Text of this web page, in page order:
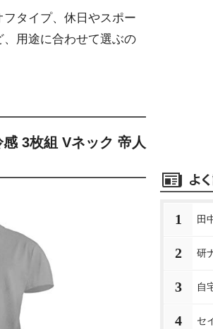
タイプ、休日やスポー
用途に合わせて選ぶの
3枚組 Vネック 帝人
1 田
2 研
3 自
4 セ